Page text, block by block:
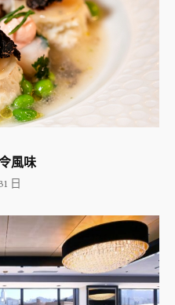
風味
日